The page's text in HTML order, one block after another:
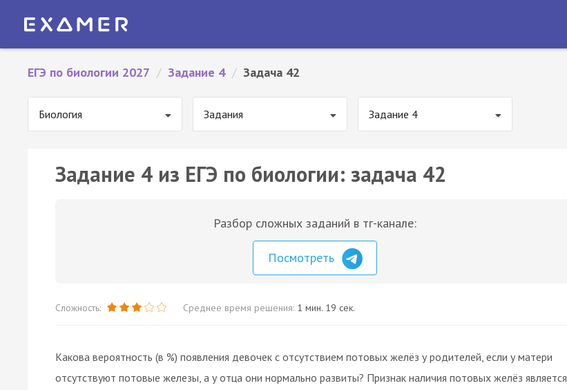
ЕГЭ по биологии 2027 / Задание 4 / Задача 42
Биология Задания Задание 4
Задание 4 из ЕГЭ по биологии: задача 42
Разбор сложных заданий в тг-канале:
Посмотреть
Сложность: Среднее время решения: 1 мин. 19 сек.
Какова вероятность (в %) появления девочек с отсутствием потовых желёз у родителей, если у матери
отсутствуют потовые железы, а у отца они нормально развиты? Признак наличия потовых желёз является